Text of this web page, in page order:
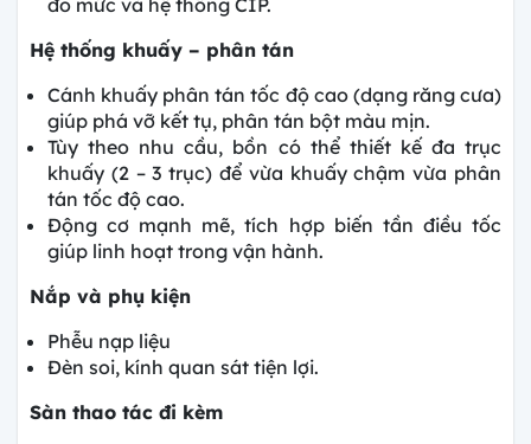
đo mức và hệ thống CIP.
Hệ thống khuấy – phân tán
Cánh khuấy phân tán tốc độ cao (dạng răng cưa)
giúp phá vỡ kết tụ, phân tán bột màu mịn.
Tùy theo nhu cầu, bồn có thể thiết kế đa trục
khuấy (2 – 3 trục) để vừa khuấy chậm vừa phân
tán tốc độ cao.
Động cơ mạnh mẽ, tích hợp biến tần điều tốc
giúp linh hoạt trong vận hành.
Nắp và phụ kiện
Phễu nạp liệu
Đèn soi, kính quan sát tiện lợi.
Sàn thao tác đi kèm